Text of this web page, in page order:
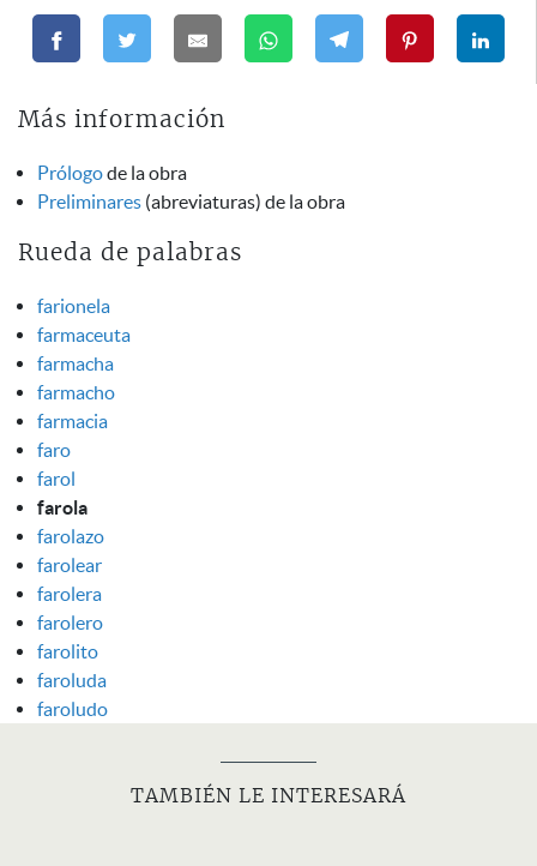
Más información
Prólogode la obra
Preliminares (abreviaturas) de la obra
Rueda de palabras
farionela
farmaceuta
farmacha
farmacho
farmacia
faro
farol
farola
farolazo
farolear
farolera
farolero
farolito
faroluda
faroludo
TAMBIÉN LE INTERESARÁ